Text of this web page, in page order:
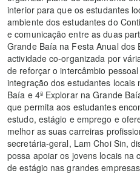
interior para que os estudantes
ambiente dos estudantes do
e comunicação entre as duas
Grande Baía na Festa Anual dos
actividade co-organizada por
de reforçar o intercâmbio
integração dos estudantes
Baía e 4ª Explorar na Grande
que permita aos estudantes
estudo, estágio e emprego e
melhor as suas carreiras
secretária-geral, Lam Choi Sin,
possa apoiar os jovens locais na
de estágio nas grandes